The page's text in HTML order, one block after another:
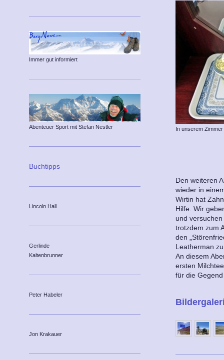
In unserem Zimmer
Den weiteren
wieder in
Wirtin hat
Hilfe. Wir
und
trotzdem zum
den
Leatherman
An diesem
ersten
für die
Immer gut informiert
Abenteuer Sport mit Stefan Nestler
Buchtipps
Lincoln Hall
Gerlinde
Kaltenbrunner
Peter Habeler
Jon Krakauer